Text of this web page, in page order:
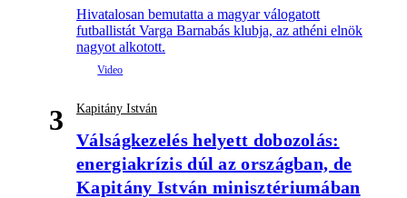
Hivatalosan bemutatta a magyar válogatott
futballistát Varga Barnabás klubja, az athéni elnök
nagyot alkotott.
3 Kapitány István
Válságkezelés helyett dobozolás:
energiakrízis dúl az országban, de
Kapitány István minisztériumában